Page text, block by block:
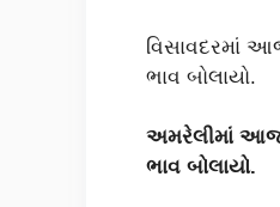
વિસાવદરમાં
ભાવ બોલાયો.
અમરેલીમાં
ભાવ બોલાયો.